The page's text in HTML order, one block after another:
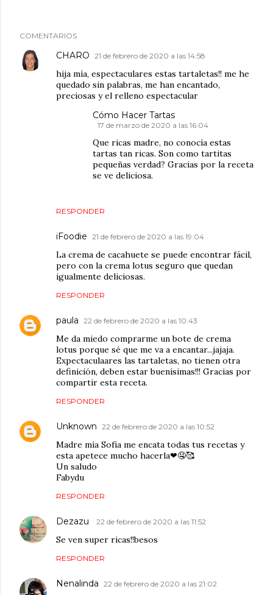
COMENTARIOS
CHARO 21 de febrero de 2020 a las 14:58
hija mía, espectaculares estas tartaletas!! me he
quedado sin palabras, me han encantado,
preciosas y el relleno espectacular
RESPONDER
Cómo Hacer Tartas
17 de marzo de 2020 a las 16:04
Que ricas madre, no conocía estas
tartas tan ricas. Son como tartitas
pequeñas verdad? Gracias por la receta
se ve deliciosa.
iFoodie 21 de febrero de 2020 a las 19:04
La crema de cacahuete se puede encontrar fácil,
pero con la crema lotus seguro que quedan
igualmente deliciosas.
RESPONDER
paula 22 de febrero de 2020 a las 10:43
Me da miedo comprarme un bote de crema
lotus porque sé que me va a encantar...jajaja.
Expectaculaares las tartaletas, no tienen otra
definición, deben estar buenísimas!!! Gracias por
compartir esta receta.
RESPONDER
Unknown 22 de febrero de 2020 a las 10:52
Madre mía Sofía me encata todas tus recetas y
esta apetece mucho hacerla❤🤤🥰
Un saludo
Fabydu
RESPONDER
Dezazu 22 de febrero de 2020 a las 11:52
Se ven super ricas!!besos
RESPONDER
Nenalinda 22 de febrero de 2020 a las 21:02